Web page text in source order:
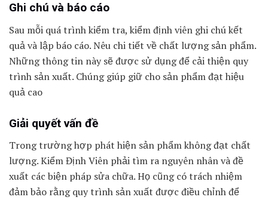
Ghi chú và báo cáo
Sau mỗi quá trình kiểm tra, kiểm định viên ghi chú kết
quả và lập báo cáo. Nêu chi tiết về chất lượng sản phẩm.
Những thông tin này sẽ được sử dụng để cải thiện quy
trình sản xuất. Chúng giúp giữ cho sản phẩm đạt hiệu
quả cao
Giải quyết vấn đề
Trong trường hợp phát hiện sản phẩm không đạt chất
lượng. Kiểm Định Viên phải tìm ra nguyên nhân và đề
xuất các biện pháp sửa chữa. Họ cũng có trách nhiệm
đảm bảo rằng quy trình sản xuất được điều chỉnh để